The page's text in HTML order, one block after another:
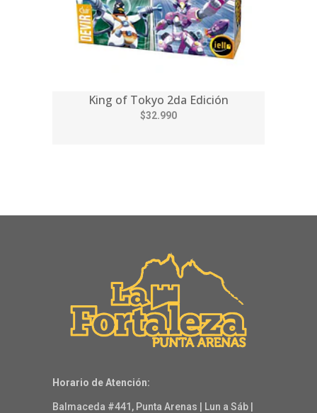
King of Tokyo 2da Edición
$32.990
Horario de Atención:
Balmaceda #441, Punta Arenas | Lun a Sáb |